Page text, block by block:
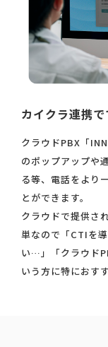
カイクラ連携
クラウドPBX「
のポップアップや
る等、電話をより
とができます。
クラウドで提供さ
単なので「CTIを
い…」「クラウド
いう方に特におす